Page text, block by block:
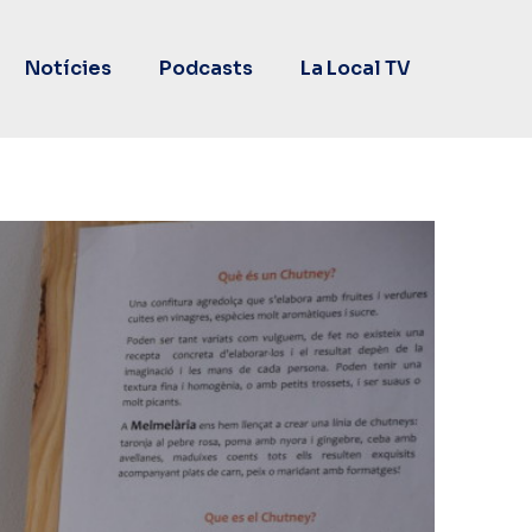
Notícies Podcasts La Local TV